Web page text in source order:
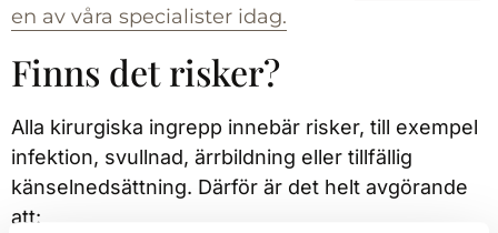
en av våra specialister idag.
Finns det risker?
Alla kirurgiska ingrepp innebär risker, till exempel
infektion, svullnad, ärrbildning eller tillfällig
känselnedsättning. Därför är det helt avgörande
att: